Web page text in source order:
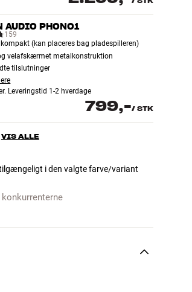
AUDIO PHONO1
159
kompakt (kan placeres bag pladespilleren)
velafskærmet metalkonstruktion
tilslutninger
Leveringstid 1-2 hverdage
799,-/ STK
VIS ALLE
i den valgte farve/variant